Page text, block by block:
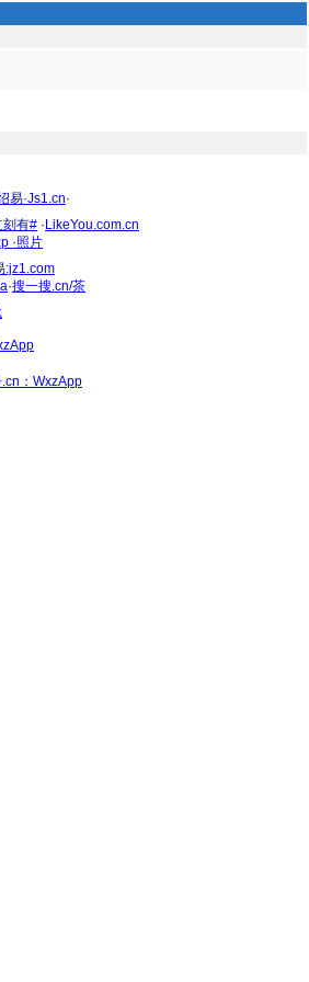
易·Js1.cn·
刻有# · LikeYou.com.cn
·照片
:jz1.com
·搜一搜.cn/茶
：WxzApp